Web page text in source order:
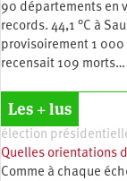
90 départements en
records. 44,1 °C à
provisoirement 1 000
recensait 109 morts…
Les + lus
élection
Quelles orientations
Comme à chaque